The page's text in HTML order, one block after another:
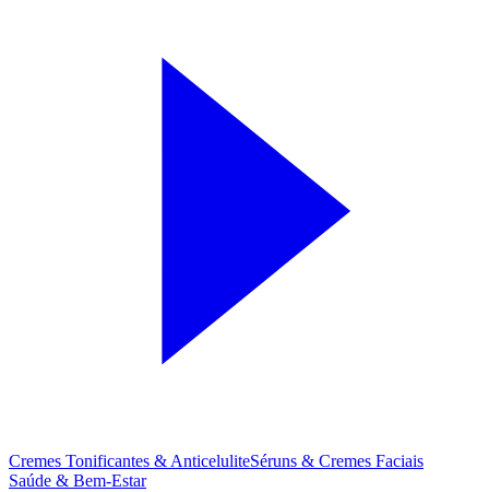
Cremes Tonificantes & AnticeluliteSéruns & Cremes Faciais
Saúde & Bem-Estar